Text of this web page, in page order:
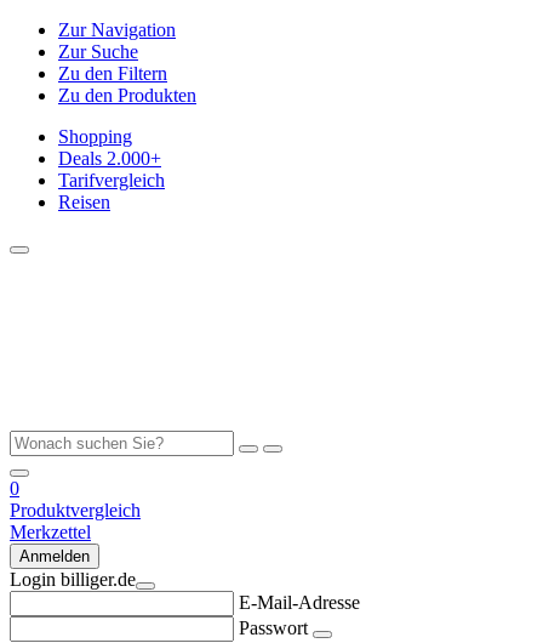
Zur Navigation
Zur Suche
Zu den Filtern
Zu den Produkten
Shopping
Deals 2.000+
Tarifvergleich
Reisen
0
Produktvergleich
Merkzettel
Anmelden
Login billiger.de
E-Mail-Adresse
Passwort